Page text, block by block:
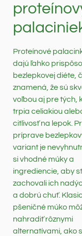
Proteínové
dajú ľahko
bezlepkovej diéte,
znamená, že sú
voľbou aj pre tých,
trpia celiakiou
citlivosť na lepok.
príprave
variant je
si vhodné múky a
ingrediencie, aby
zachovali ich
a dobrú chuť.
pšeničné múko
nahradiť rôznymi
alternatívami, ako